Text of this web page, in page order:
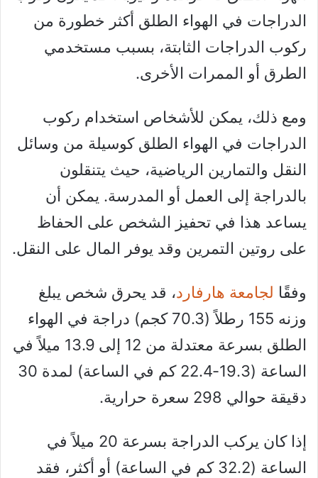
الدراجات في الهواء الطلق أكثر خطورة من
ركوب الدراجات الثابتة، بسبب مستخدمي
الطرق أو الممرات الأخرى.
ومع ذلك، يمكن للأشخاص استخدام ركوب
الدراجات في الهواء الطلق كوسيلة من وسائل
النقل والتمارين الرياضية، حيث يتنقلون
بالدراجة إلى العمل أو المدرسة. يمكن أن
يساعد هذا في تحفيز الشخص على الحفاظ
على روتين التمرين وقد يوفر المال على النقل.
وفقًا لجامعة هارفارد، قد يحرق شخص يبلغ
وزنه 155 رطلاً (70.3 كجم) دراجة في الهواء
الطلق بسرعة معتدلة من 12 إلى 13.9 ميلاً في
الساعة (19.3-22.4 كم في الساعة) لمدة 30
دقيقة حوالي 298 سعرة حرارية.
إذا كان يركب الدراجة بسرعة 20 ميلاً في
الساعة (32.2 كم في الساعة) أو أكثر، فقد